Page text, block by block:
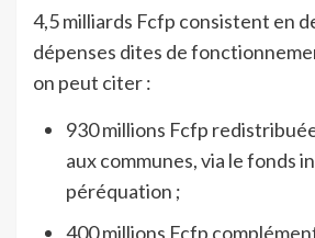
4,5 milliards Fcfp consistent en
dépenses dites de
on peut citer :
930 millions Fcfp
aux communes, via le fonds
péréquation ;
400 millions Fcfp